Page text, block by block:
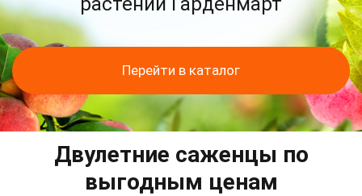
Перейти в каталог
Двулетние саженцы по
выгодным ценам